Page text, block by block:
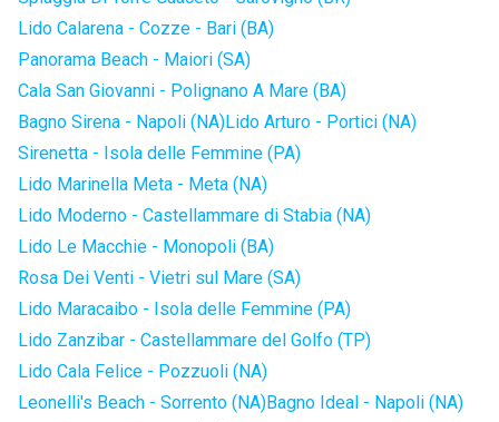
Lido Calarena - Cozze - Bari (BA)
Panorama Beach - Maiori (SA)
Cala San Giovanni - Polignano A Mare (BA)
Bagno Sirena - Napoli (NA)Lido Arturo - Portici (NA)
Sirenetta - Isola delle Femmine (PA)
Lido Marinella Meta - Meta (NA)
Lido Moderno - Castellammare di Stabia (NA)
Lido Le Macchie - Monopoli (BA)
Rosa Dei Venti - Vietri sul Mare (SA)
Lido Maracaibo - Isola delle Femmine (PA)
Lido Zanzibar - Castellammare del Golfo (TP)
Lido Cala Felice - Pozzuoli (NA)
Leonelli's Beach - Sorrento (NA)Bagno Ideal - Napoli (NA)